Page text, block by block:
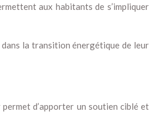
aux habitants de s’impliquer
dans la transition énergétique de leur
d’apporter un soutien ciblé et